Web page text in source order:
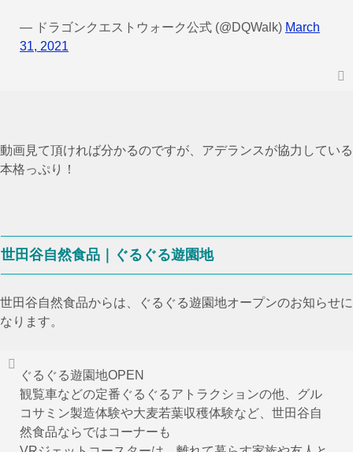
— ドラゴンクエストウォーク公式 (@DQWalk) March
31, 2021
動画見て頂ければ分かるのですが、アデランスが協力している
本格っぷり！
世田谷自然食品｜ぐるぐる遊園地
世田谷自然食品からは、ぐるぐる遊園地オープンのお知らせに
なります。
ぐるぐる遊園地OPEN
観覧車などの定番ぐるぐるアトラクションの他、グル
コサミン製造体験や大麦若葉収穫体験など、世田谷自
然食品ならではコーナーも